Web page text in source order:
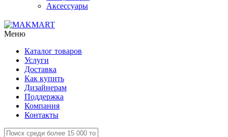
Аксессуары
Меню
Каталог товаров
Услуги
Доставка
Как купить
Дизайнерам
Поддержка
Компания
Контакты